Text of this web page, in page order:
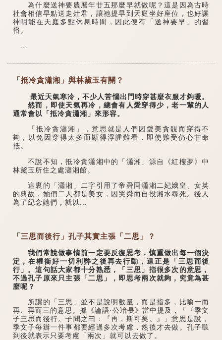
為什麼送神要農曆年廿五那麼早就做呢？這是因為古時
社會相信早點送走灶君，讓祂提早到天庭坐好座位，也好讓
神明能在天庭多點休息時間，因此便有「送神要早」的習
俗。
「抵冷貪瀟湘」與林黛玉有關？
最近天氣寒冷，不少人苦惱出門時穿甚麼衣服才夠暖。
然而，即使天氣再冷，總會有人愛穿得少，老一輩的人
通常會以「抵冷貪瀟湘」來形容。
「抵冷貪瀟湘」，意思就是人們因愛美貪靚而穿得不
夠，以免因穿得太多而顯得浮腫難看，即使難受仍心甘命
抵。
不說不知，抵冷貪瀟湘中的「瀟湘」源自《紅樓夢》中
林黛玉所住之處瀟湘館。
這裏的「瀟湘」二字引用了帝舜同瀟湘二妃娥皇、女英
的典故，她們二人都是美女，因哭舜而自投湘水尋死。後人
為了紀念她們，就以...
「三思而後行」孔子其實主張「二思」？
我們常說做事情前一定要反復思考，慎重做出每一個決
定，在權衡好一切利弊之後再去行動，這正是「三思而後
行」。這句話大家都十分熟悉，「三思」指很多次的意思，
不過孔子原來只主張「二思」，即思考兩次就夠，究竟為甚
麼呢？
所謂的「三思」並不是說明數量，而是指多，比喻一而
再、再而三的意思。據《論語·公冶長》當中提及，「『季文
子三思而後行。子聞之曰：『再，斯可矣。』」意思是說，
季文子每辦一件事都要經過多次考慮，然後才去做。孔子聽
到後就表示只要考慮「兩次」就可以去做了。